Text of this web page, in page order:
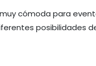
cómoda para
posibilidades